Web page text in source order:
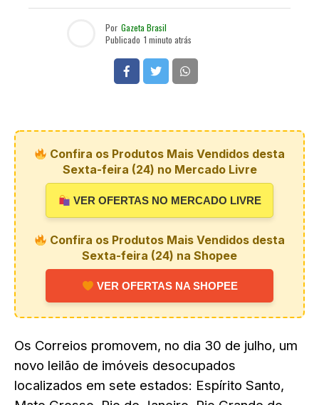
Por Gazeta Brasil
Publicado 1 minuto atrás
Confira os Produtos Mais Vendidos desta
Sexta-feira (24) no Mercado Livre
VER OFERTAS NO MERCADO LIVRE
Confira os Produtos Mais Vendidos desta
Sexta-feira (24) na Shopee
VER OFERTAS NA SHOPEE
Os Correios promovem, no dia 30 de julho, um
novo leilão de imóveis desocupados
localizados em sete estados: Espírito Santo,